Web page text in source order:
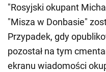
"Rosyjski okupant
"Misza w Donbasie"
Przypadek, gdy
pozostał na tym
ekranu wiadomości